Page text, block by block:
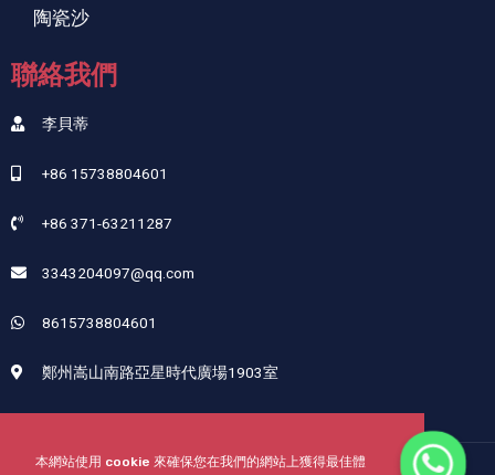
本網站使用 cookie 來確保您在我們的網站上獲得最佳體
陶瓷沙
聯絡我們
李貝蒂
+86 15738804601
+86 371-63211287
3343204097@qq.com
8615738804601
鄭州嵩山南路亞星時代廣場1903室